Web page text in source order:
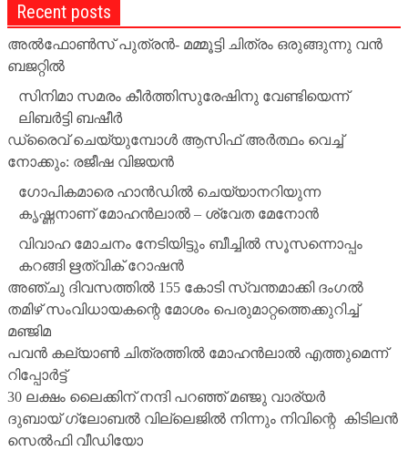
Recent posts
അല്‍ഫോണ്‍സ് പുത്രന്‍- മമ്മൂട്ടി ചിത്രം ഒരുങ്ങുന്നു വന്‍
ബജറ്റില്‍
സിനിമാ സമരം കീര്‍ത്തിസുരേഷിനു വേണ്ടിയെന്ന്
ലിബര്‍ട്ടി ബഷീര്‍
ഡ്രൈവ് ചെയ്യുമ്പോള്‍ ആസിഫ് അര്‍ത്ഥം വെച്ച്
നോക്കും: രജീഷ വിജയന്‍
ഗോപികമാരെ ഹാന്‍ഡില്‍ ചെയ്യാനറിയുന്ന
കൃഷ്ണനാണ് മോഹന്‍ലാല്‍ – ശ്വേത മേനോന്‍
വിവാഹ മോചനം നേടിയിട്ടും ബീച്ചില്‍ സൂസന്നൊപ്പം
കറങ്ങി ഋത്വിക് റോഷന്‍
അഞ്ചു ദിവസത്തില്‍ 155 കോടി സ്വന്തമാക്കി ദംഗല്‍
തമിഴ് സംവിധായകന്റെ മോശം പെരുമാറ്റത്തെക്കുറിച്ച്
മഞ്ജിമ
പവന്‍ കല്യാണ്‍ ചിത്രത്തില്‍ മോഹന്‍ലാല്‍ എത്തുമെന്ന്
റിപ്പോര്‍ട്ട്
30 ലക്ഷം ലൈക്കിന് നന്ദി പറഞ്ഞ് മഞ്ജു വാര്യര്‍
ദുബായ് ഗ്ലോബല്‍ വില്ലെജില്‍ നിന്നും നിവിന്റെ കിടിലന്‍
സെല്‍ഫി വീഡിയോ